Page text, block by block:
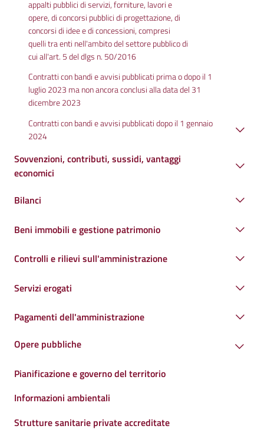
appalti pubblici di servizi, forniture, lavori e
opere, di concorsi pubblici di progettazione, di
concorsi di idee e di concessioni, compresi
quelli tra enti nell'ambito del settore pubblico di
cui all'art. 5 del dlgs n. 50/2016
Contratti con bandi e avvisi pubblicati prima o dopo il 1
luglio 2023 ma non ancora conclusi alla data del 31
dicembre 2023
Contratti con bandi e avvisi pubblicati dopo il 1 gennaio
2024
Sovvenzioni, contributi, sussidi, vantaggi
economici
Bilanci
Beni immobili e gestione patrimonio
Controlli e rilievi sull'amministrazione
Servizi erogati
Pagamenti dell'amministrazione
Opere pubbliche
Pianificazione e governo del territorio
Informazioni ambientali
Strutture sanitarie private accreditate